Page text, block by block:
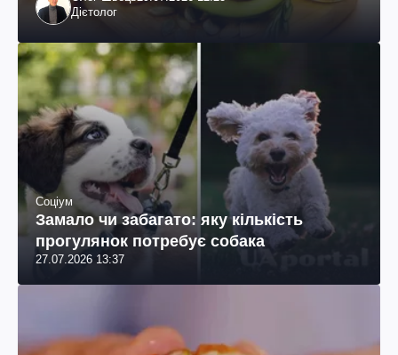
Дієтолог
Соціум
Замало чи забагато: яку кількість
прогулянок потребує собака
27.07.2026 13:37